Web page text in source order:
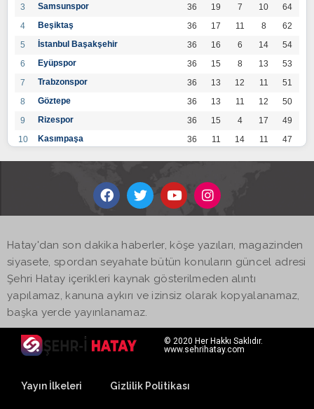
3
Samsunspor 36 19 7 10
64
4
Beşiktaş 36 17 11 8
62
5
İstanbul Başakşehir 36 16 6 14
54
6
Eyüpspor 36 15 8 13
53
7
Trabzonspor 36 13 12 11
51
8
Göztepe 36 13 11 12
50
9
Rizespor 36 15 4 17
49
10
Kasımpaşa 36 11 14 11
47
36 12
14
Kayserispor 36 11 12 13
45
17
Hatayspor 36
19
Adana Demirspor
Hatay'dan son dakika haberler, köşe yazıları, magazinden
siyasete, spordan seyahate bütün konuların güncel adresi
Şehri Hatay içerikleri kaynak gösterilmeden alıntı
yapılamaz, kanuna aykırı ve izinsiz olarak kopyalanamaz,
başka yerde yayınlanamaz.
© 2020 Her Hakkı Saklıdır.
www.sehrihatay.com
Yayın İlkeleri Gizlilik Politikası